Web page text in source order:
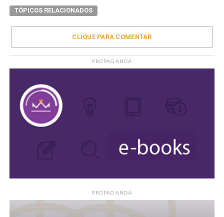
TÓPICOS RELACIONADOS
CLIQUE PARA COMENTAR
PROPAGANDA
PROPAGANDA